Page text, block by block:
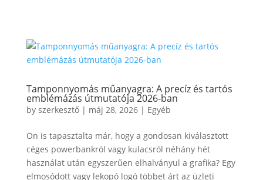
Tamponnyomás műanyagra: A precíz és tartós
emblémázás útmutatója 2026-ban
by szerkesztő| máj 28, 2026| Egyéb
Ön is tapasztalta már, hogy a gondosan kiválasztott
céges powerbankról vagy kulacsról néhány hét
használat után egyszerűen elhalványul a grafika? Egy
elmosódott vagy lekopó logó többet árt az üzleti